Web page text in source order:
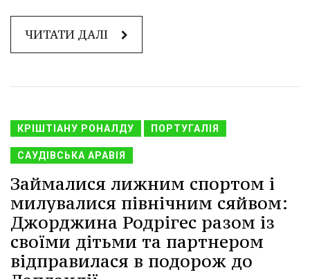
ЧИТАТИ ДАЛІ
КРІШТІАНУ РОНАЛДУ ПОРТУГАЛІЯ
САУДІВСЬКА АРАВІЯ
Займалися лижним спортом і
милувалися північним сяйвом:
Джорджина Родрігес разом із
своїми дітьми та партнером
відправилася в подорож до